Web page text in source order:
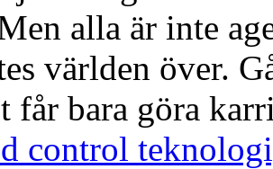
alla är inte
världen över.
får bara göra
control